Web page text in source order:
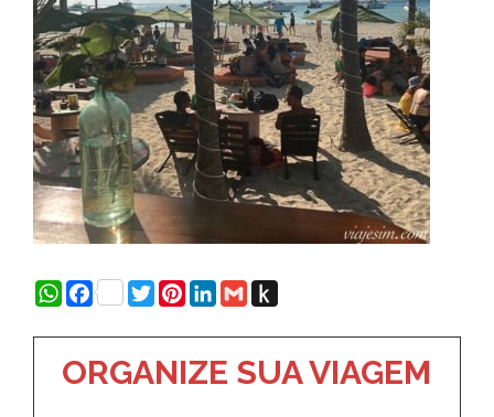
WhatsApp
Facebook
Twitter
Pinterest
LinkedIn
GmailPush
to
Kindle
ORGANIZE SUA VIAGEM